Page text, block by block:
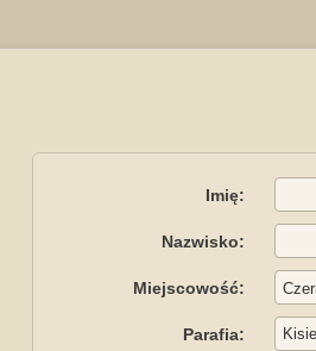
Imię:
Nazwisko:
Miejscowość:
Parafia: